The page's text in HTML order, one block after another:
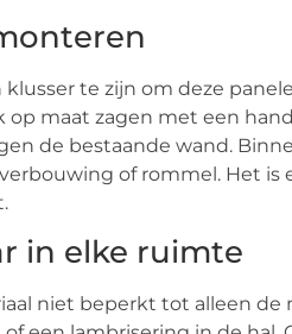
te zijn om deze
maat zagen met een
de bestaande wand.
of rommel. Het
in elke ruimte
niet beperkt tot alleen de